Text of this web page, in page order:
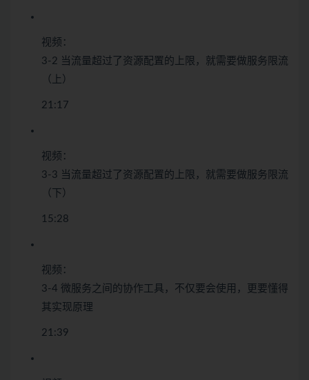
视频：
3-2 当流量超过了资源配置的上限，就需要做服务限流
（上）
21:17
视频：
3-3 当流量超过了资源配置的上限，就需要做服务限流
（下）
15:28
视频：
3-4 微服务之间的协作工具，不仅要会使用，更要懂得
其实现原理
21:39